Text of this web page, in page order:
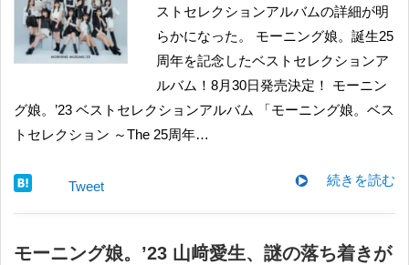
ストセレクションアルバムの詳細が明
らかになった。 モーニング娘。誕生25
周年を記念したベストセレクションア
ルバム！8月30日発売決定！ モーニン
グ娘。’23 ベストセレクションアルバム 「モーニング娘。ベス
トセレクション ～The 25周年…
続きを読む
Tweet
モーニング娘。’23 山﨑愛生、謎の落ち着きが